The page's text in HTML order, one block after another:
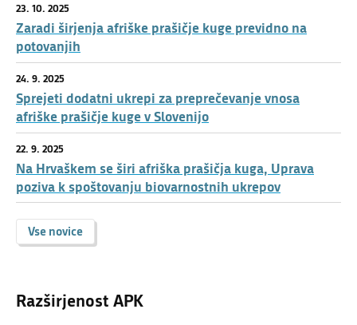
23. 10. 2025
Zaradi širjenja afriške prašičje kuge previdno na
potovanjih
24. 9. 2025
Sprejeti dodatni ukrepi za preprečevanje vnosa
afriške prašičje kuge v Slovenijo
22. 9. 2025
Na Hrvaškem se širi afriška prašičja kuga, Uprava
poziva k spoštovanju biovarnostnih ukrepov
Vse novice
Razširjenost APK